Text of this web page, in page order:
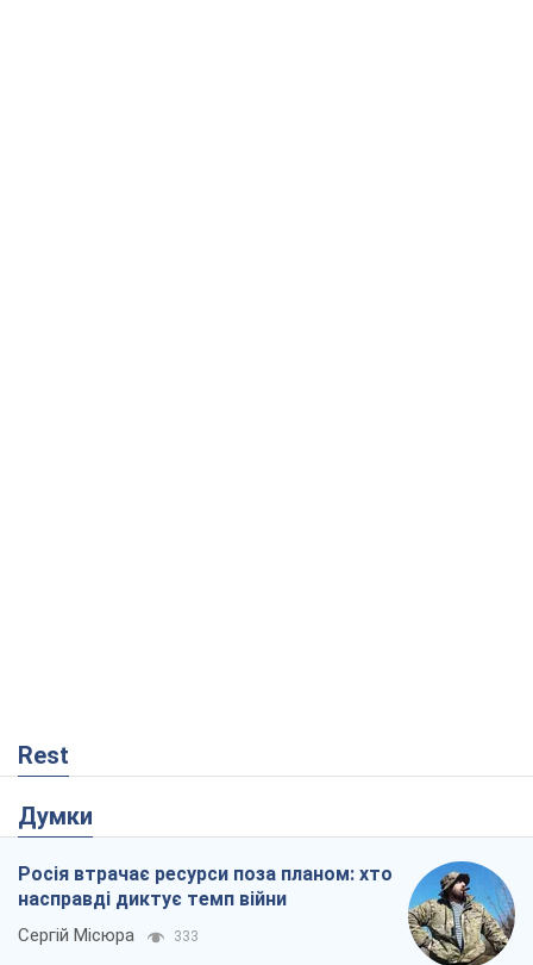
Rest
Думки
Росія втрачає ресурси поза планом: хто
насправді диктує темп війни
Сергій Місюра 333